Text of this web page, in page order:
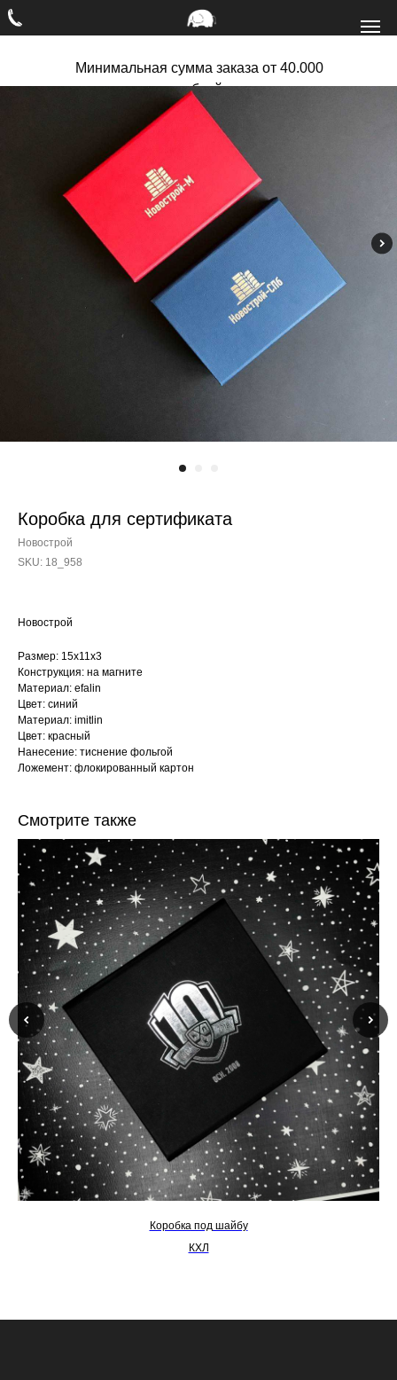
Минимальная сумма заказа от 40.000
рублей
Коробка для сертификата
Новострой
SKU: 18_958
Новострой
Размер: 15х11х3
Конструкция: на магните
Материал: efalin
Цвет: синий
Материал: imitlin
Цвет: красный
Нанесение: тиснение фольгой
Ложемент: флокированный картон
Смотрите также
Коробка под шайбу
КХЛ